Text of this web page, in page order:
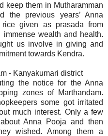
keep them in Mutharamman
the previous years’ Anna
given as prasada from
wealth and health.
us involve in giving and
towards Kendra.
- Kanyakumari district
the notice for the Anna
zones of Marthandam.
some got irritated
much interest. Only a few
Anna Pooja and then
wished. Among them a